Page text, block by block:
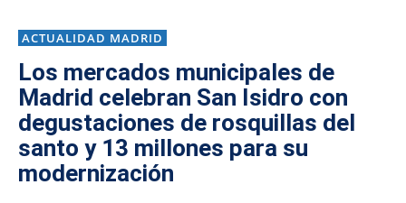
ACTUALIDAD MADRID
Los mercados municipales de
Madrid celebran San Isidro con
degustaciones de rosquillas del
santo y 13 millones para su
modernización